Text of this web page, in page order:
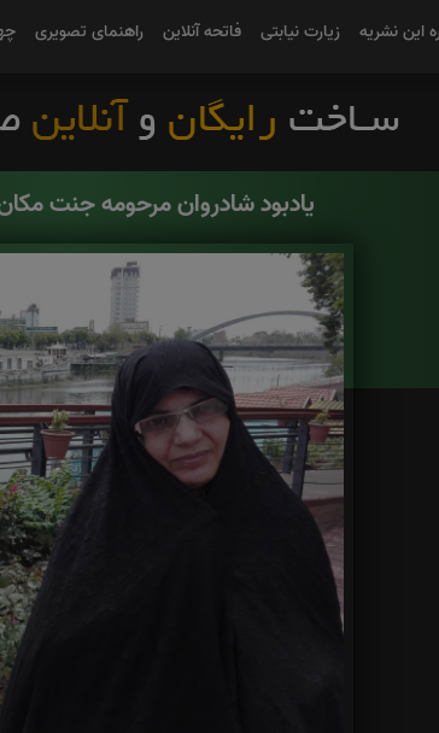
این نشریه زیارت نیابتی فاتحه آنلاین راهنمای تصویری
یادبود شادروان مرحومه جنت